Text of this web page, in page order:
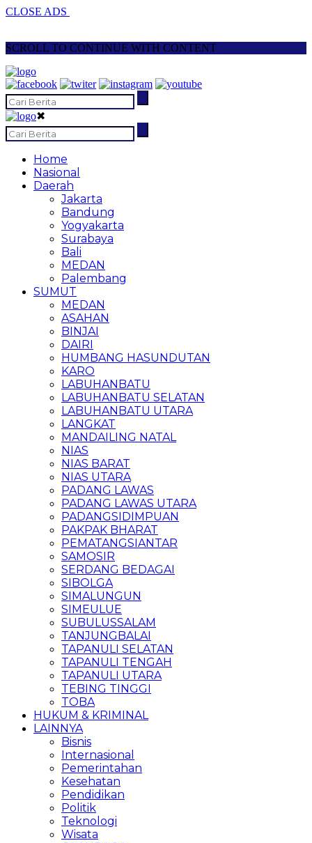
CLOSE ADS
SCROLL TO CONTINUE WITH CONTENT
✖
Home
Nasional
Daerah
Jakarta
Bandung
Yogyakarta
Surabaya
Bali
MEDAN
Palembang
SUMUT
MEDAN
ASAHAN
BINJAI
DAIRI
HUMBANG HASUNDUTAN
KARO
LABUHANBATU
LABUHANBATU SELATAN
LABUHANBATU UTARA
LANGKAT
MANDAILING NATAL
NIAS
NIAS BARAT
NIAS UTARA
PADANG LAWAS
PADANG LAWAS UTARA
PADANGSIDIMPUAN
PAKPAK BHARAT
PEMATANGSIANTAR
SAMOSIR
SERDANG BEDAGAI
SIBOLGA
SIMALUNGUN
SIMEULUE
SUBULUSSALAM
TANJUNGBALAI
TAPANULI SELATAN
TAPANULI TENGAH
TAPANULI UTARA
TEBING TINGGI
TOBA
HUKUM & KRIMINAL
LAINNYA
Bisnis
Internasional
Pemerintahan
Kesehatan
Pendidikan
Politik
Teknologi
Wisata